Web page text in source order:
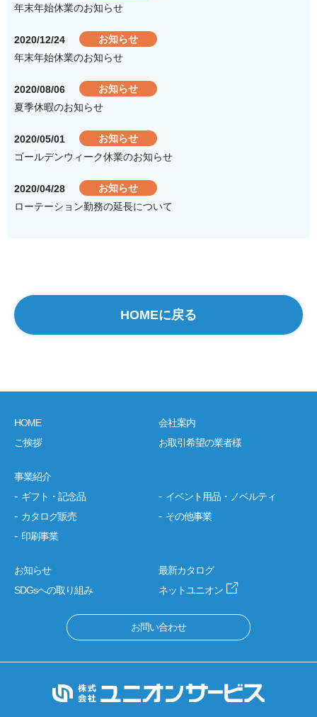
年末年始休業のお知らせ
2020/12/24
お知らせ
年末年始休業のお知らせ
2020/08/06
お知らせ
夏季休暇のお知らせ
2020/05/01
お知らせ
ゴールデンウィーク休業のお知らせ
2020/04/28
お知らせ
ローテーション勤務の延長について
HOMEに戻る
HOME
会社案内
ご挨拶
お取引希望の業者様
事業紹介
ギフト・記念品
カタログ販売
印刷事業
イベント用品・ノベルティ
その他事業
お知らせ
最新カタログ
SDGsへの取り組み
ネットユニオン
お問い合わせ